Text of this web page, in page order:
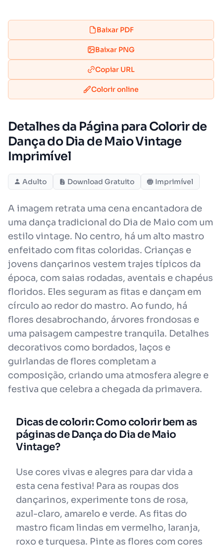
Baixar PDF
Baixar PNG
Copiar URL
Colorir online
Detalhes da Página para Colorir de
Dança do Dia de Maio Vintage
Imprimível
Adulto Download Gratuito Imprimível
A imagem retrata uma cena encantadora de
uma dança tradicional do Dia de Maio com um
estilo vintage. No centro, há um alto mastro
enfeitado com fitas coloridas. Crianças e
jovens dançarinos vestem trajes típicos da
época, com saias rodadas, aventais e chapéus
floridos. Eles seguram as fitas e dançam em
círculo ao redor do mastro. Ao fundo, há
flores desabrochando, árvores frondosas e
uma paisagem campestre tranquila. Detalhes
decorativos como bordados, laços e
guirlandas de flores completam a
composição, criando uma atmosfera alegre e
festiva que celebra a chegada da primavera.
Dicas de colorir: Como colorir bem as
páginas de Dança do Dia de Maio
Vintage?
Use cores vivas e alegres para dar vida a
esta cena festiva! Para as roupas dos
dançarinos, experimente tons de rosa,
azul-claro, amarelo e verde. As fitas do
mastro ficam lindas em vermelho, laranja,
roxo e turquesa. Pinte as flores com cores